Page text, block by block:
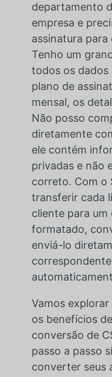
departamento
empresa e
assinatura para
Tenho um
todos os dados
plano de
mensal, os
Não posso
diretamente
ele contém
privadas e não
correto. Com o
transferir cada
cliente para
formatado,
enviá-lo
Vamos
os benefícios
conversão de
passo a passo
converter seus